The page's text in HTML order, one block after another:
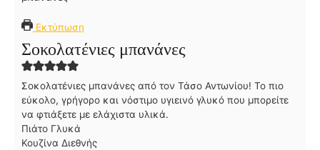
Εκτύπωση
Σοκολατένιες μπανάνες
Σοκολατένιες μπανάνες από τον Τάσο Αντωνίου! Το πιο
εύκολο, γρήγορο και νόστιμο υγιεινό γλυκό που μπορείτε
να φτιάξετε με ελάχιστα υλικά.
Πιάτο Γλυκά
Κουζίνα Διεθνής